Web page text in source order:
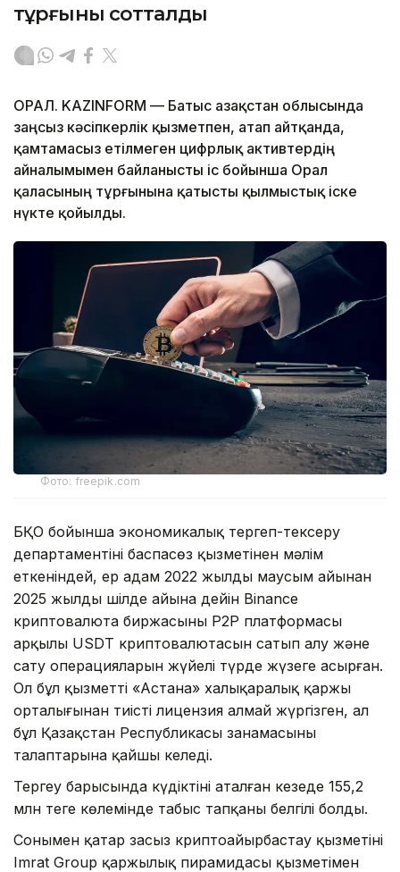
тұрғыны сотталды
ОРАЛ. KAZINFORM — Батыс Қазақстан облысында
заңсыз кәсіпкерлік қызметпен, атап айтқанда,
қамтамасыз етілмеген цифрлық активтердің
айналымымен байланысты іс бойынша Орал
қаласының тұрғынына қатысты қылмыстық іске
нүкте қойылды.
Фото: freepik.com
БҚО бойынша экономикалық тергеп-тексеру
департаментінің баспасөз қызметінен мәлім
еткеніндей, ер адам 2022 жылдың маусым айынан
2025 жылдың шілде айына дейін Binance
криптовалюта биржасының P2P платформасы
арқылы USDT криптовалютасын сатып алу және
сату операцияларын жүйелі түрде жүзеге асырған.
Ол бұл қызметті «Астана» халықаралық қаржы
орталығынан тиісті лицензия алмай жүргізген, ал
бұл Қазақстан Республикасы заңнамасының
талаптарына қайшы келеді.
Тергеу барысында күдіктінің аталған кезеңде 155,2
млн теңге көлемінде табыс тапқаны белгілі болды.
Сонымен қатар заңсыз криптоайырбастау қызметінің
Imrat Group қаржылық пирамидасы қызметімен